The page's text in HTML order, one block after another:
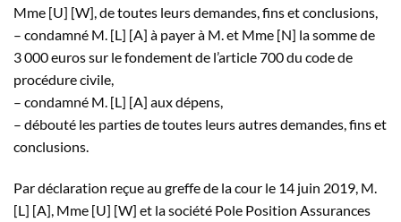
Mme [U] [W], de toutes leurs demandes, fins et conclusions,
– condamné M. [L] [A] à payer à M. et Mme [N] la somme de
3 000 euros sur le fondement de l’article 700 du code de
procédure civile,
– condamné M. [L] [A] aux dépens,
– débouté les parties de toutes leurs autres demandes, fins et
conclusions.
Par déclaration reçue au greffe de la cour le 14 juin 2019, M.
[L] [A], Mme [U] [W] et la société Pole Position Assurances